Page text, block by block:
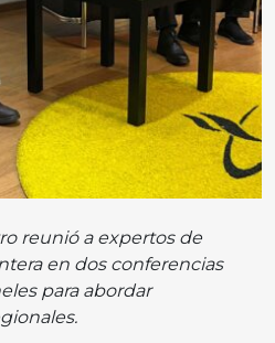
reunió a expertos de
en dos conferencias
para abordar